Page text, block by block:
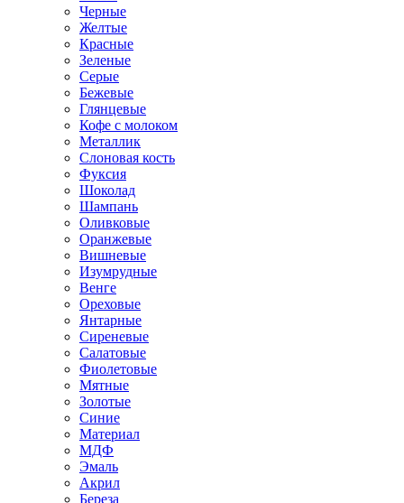
Черные
Желтые
Красные
Зеленые
Серые
Бежевые
Глянцевые
Кофе с молоком
Металлик
Слоновая кость
Фуксия
Шоколад
Шампань
Оливковые
Оранжевые
Вишневые
Изумрудные
Венге
Ореховые
Янтарные
Сиреневые
Салатовые
Фиолетовые
Мятные
Золотые
Синие
Материал
МДФ
Эмаль
Акрил
Береза